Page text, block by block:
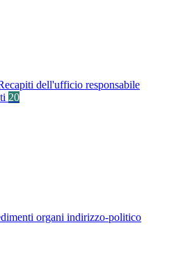
dell'ufficio responsabile
20
organi indirizzo-politico